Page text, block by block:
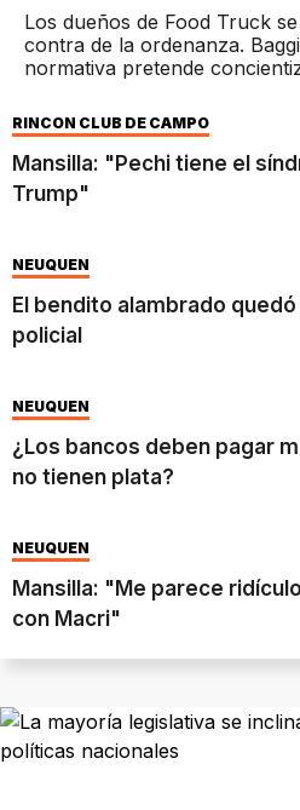
Los dueños de Food Truck
contra de la ordenanza.
normativa pretende
RINCÓN CLUB DE CAMPO
Mansilla: "Pechi tiene el
Trump"
NEUQUÉN
El bendito alambrado
policial
NEUQUÉN
¿Los bancos deben pagar
no tienen plata?
NEUQUÉN
Mansilla: "Me parece
con Macri"